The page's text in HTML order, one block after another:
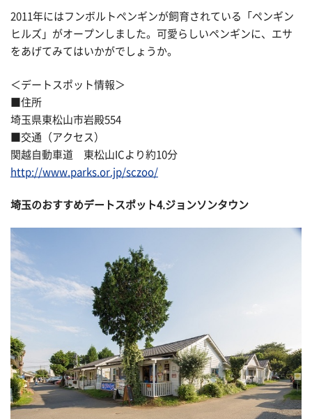
2011年にはフンボルトペンギンが飼育されている「ペンギン
ヒルズ」がオープンしました。可愛らしいペンギンに、エサ
をあげてみてはいかがでしょうか。
＜デートスポット情報＞
■住所
埼玉県東松山市岩殿554
■交通（アクセス）
関越自動車道 東松山ICより約10分
http://www.parks.or.jp/sczoo/
埼玉のおすすめデートスポット4.ジョンソンタウン